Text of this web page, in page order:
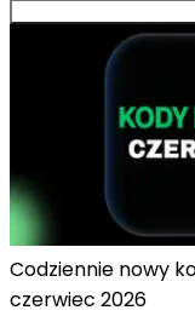
Codziennie nowy
czerwiec 2026